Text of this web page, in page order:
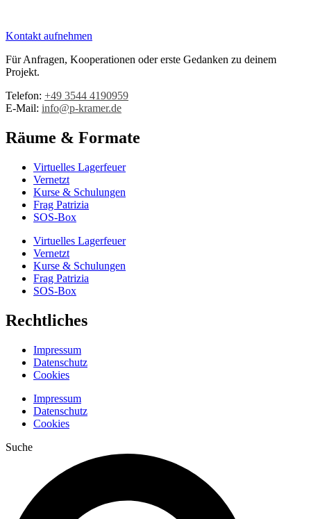
Kontakt aufnehmen
Für Anfragen, Kooperationen oder erste Gedanken zu deinem
Projekt.
Telefon: +49 3544 4190959‬
E-Mail: info@p-kramer.de
Räume & Formate
Virtuelles Lagerfeuer
Vernetzt
Kurse & Schulungen
Frag Patrizia
SOS-Box
Virtuelles Lagerfeuer
Vernetzt
Kurse & Schulungen
Frag Patrizia
SOS-Box
Rechtliches
Impressum
Datenschutz
Cookies
Impressum
Datenschutz
Cookies
Suche